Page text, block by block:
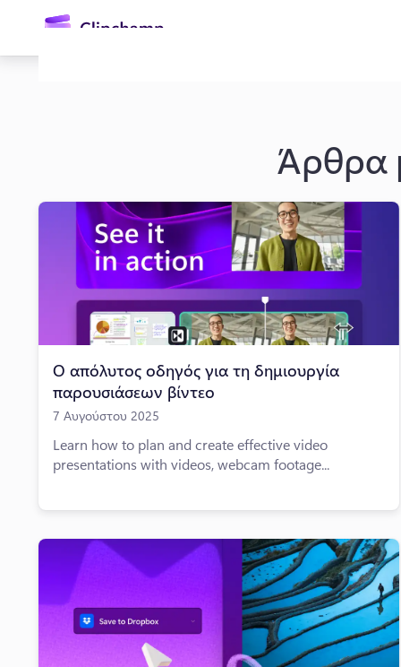
περιεχόμενο
Είσοδος
Δωρεάν δοκιμή
Άρθρα
Ο απόλυτος οδηγός για τη δημιουργία
παρουσιάσεων βίντεο
7 Αυγούστου 2025
Learn how to plan and create effective video
presentations with videos, webcam footage...